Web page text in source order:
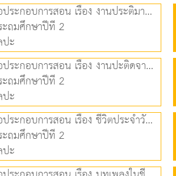
สื่อประกอบการสอน เรื่อง งานประติมากรรม (2.00 MB)
ถมศึกษาปีที่ 2
ะ
สื่อประกอบการสอน เรื่อง งานปะติดจากการฉีกกระดาษ (1.61 MB)
ถมศึกษาปีที่ 2
ะ
สื่อประกอบการสอน เรื่อง ชีวิตประจำวันกับงานศิลป์ (2.30 MB)
ถมศึกษาปีที่ 2
ะ